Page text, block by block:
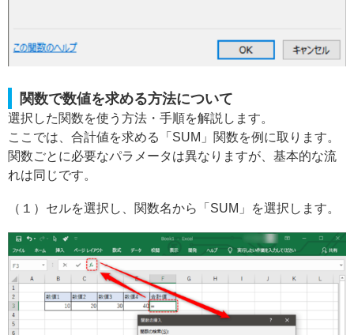
関数で数値を求める方法について
選択した関数を使う方法・手順を解説します。
ここでは、合計値を求める「SUM」関数を例に取ります。
関数ごとに必要なパラメータは異なりますが、基本的な流
れは同じです。
（１）セルを選択し、関数名から「SUM」を選択します。